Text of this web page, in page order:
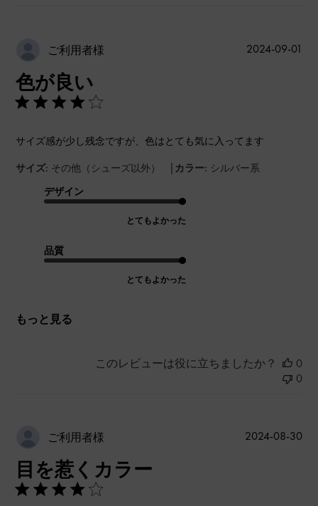
ご利用者様
色が良い
サイズ感が少し残念ですが、色はとても気に入ってます
サイズ: その他（シューズ以外） | カラー: シルバー系
デザイン
とてもよかった
品質
とてもよかった
もっと見る
2024-09-01
このレビューは役に立ちましたか？
0
0
ご利用者様
目を惹くカラー
公
2024-08-30